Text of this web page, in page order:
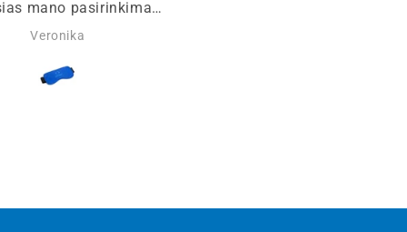
mano pasirinkimas.
giliu miegu ir
kaukės ir pagalvės.
Veronika